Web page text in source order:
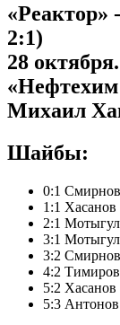
«Реактор»
2:1)
28
Михаил
Шайбы:
0:1
1:1
2:1
3:1
3:2
4:2
5:2
5:3